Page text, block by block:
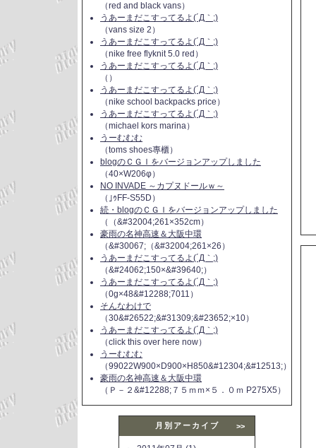
（red and black vans）
うあーまだこすってるよ(´Д｀;)
（vans size 2）
うあーまだこすってるよ(´Д｀;)
（nike free flyknit 5.0 red）
うあーまだこすってるよ(´Д｀;)
（）
うあーまだこすってるよ(´Д｀;)
（nike school backpacks price）
うあーまだこすってるよ(´Д｀;)
（michael kors marina）
うーむむむ
（toms shoes專櫃）
blogのＣＧＩをバージョンアップしました
（40×W206φ）
NO INVADE ～カプヌドールｗ～
（｣ｩFF-S55D）
続・blogのＣＧＩをバージョンアップしました
（（&#32004;261×352cm）
豪雨の名神高速＆大阪中環
（&#30067;（&#32004;261×26）
うあーまだこすってるよ(´Д｀;)
（&#24062;150×&#39640;）
うあーまだこすってるよ(´Д｀;)
（0g×48&#12288;7011）
そんなわけで
（30&#26522;&#31309;&#23652;×10）
うあーまだこすってるよ(´Д｀;)
（click this over here now）
うーむむむ
（99022W900×D900×H850&#12304;&#12513;）
豪雨の名神高速＆大阪中環
（Ｐ－２&#12288;７５ｍｍ×５．０ｍ P275X5）
月別アーカイブ >>